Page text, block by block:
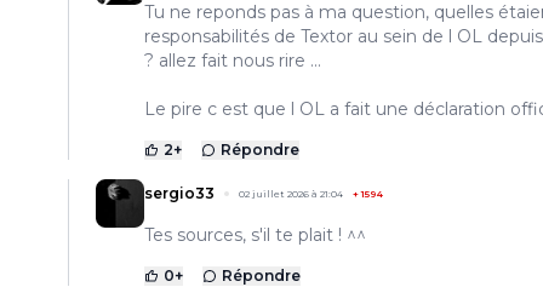
Tu ne reponds pas à ma question, quelles
responsabilités de Textor au sein de l OL
? allez fait nous rire ...
Le pire c est que l OL a fait une déclaration
2+ Répondre
sergio33 02 juillet 2026 à 21:04 +1594
Tes sources, s'il te plait ! ^^
0+ Répondre